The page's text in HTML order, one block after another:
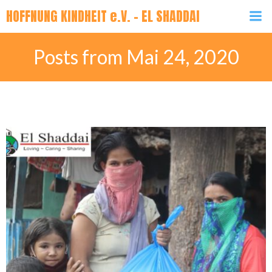
Inhalt
springen
HOFFNUNG KINDHEIT e.V. - EL SHADDAI
Posts from Mai 24, 2020